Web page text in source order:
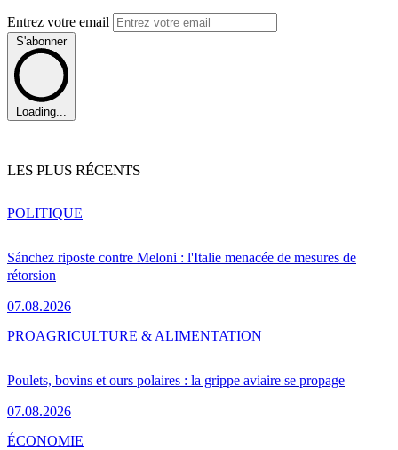
Entrez votre email
S'abonner
Loading...
LES PLUS RÉCENTS
Sánchez riposte contre Meloni : l'Italie menacée de mesures de
rétorsion
07.08.2026
POLITIQUE
Poulets, bovins et ours polaires : la grippe aviaire se propage
07.08.2026
PROAGRICULTURE & ALIMENTATION
ÉCONOMIE